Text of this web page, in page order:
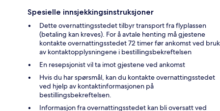
Spesielle innsjekkingsinstruksjoner
Dette overnattingsstedet tilbyr transport fra flyplassen
(betaling kan kreves). For å avtale henting må gjestene
kontakte overnattingsstedet 72 timer før ankomst ved bruk
av kontaktopplysningene i bestillingsbekreftelsen
En resepsjonist vil ta imot gjestene ved ankomst
Hvis du har spørsmål, kan du kontakte overnattingsstedet
ved hjelp av kontaktinformasjonen på
bestillingsbekreftelsen.
Informasjon fra overnattingsstedet kan bli oversatt ved